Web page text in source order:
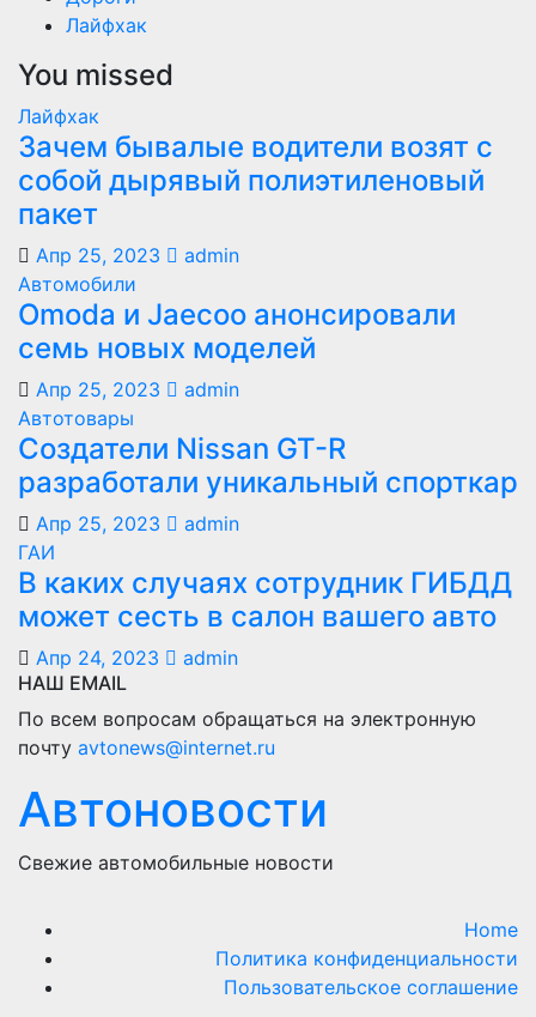
Лайфхак
You missed
Лайфхак
Зачем бывалые водители возят с
собой дырявый полиэтиленовый
пакет
Апр 25, 2023
admin
Автомобили
Оmoda и Jaecoo анонсировали
семь новых моделей
Апр 25, 2023
admin
Автотовары
Создатели Nissan GT-R
разработали уникальный спорткар
Апр 25, 2023
admin
ГАИ
В каких случаях сотрудник ГИБДД
может сесть в салон вашего авто
Апр 24, 2023
admin
НАШ EMAIL
По всем вопросам обращаться на электронную
почту avtonews@internet.ru
Автоновости
Свежие автомобильные новости
Home
Политика конфиденциальности
Пользовательское соглашение